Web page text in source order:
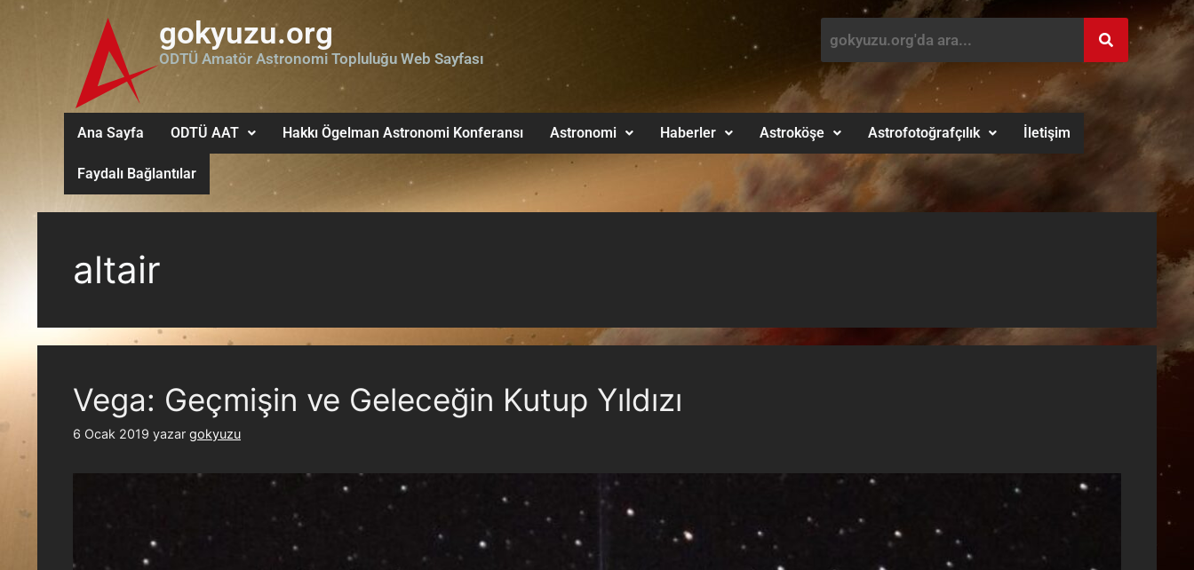
gokyuzu.org
ODTÜ Amatör Astronomi Topluluğu Web Sayfası
Ana Sayfa ODTÜ AAT Hakkı Ögelman Astronomi Konferansı Astronomi Haberler Astroköşe Astrofotoğrafçılık İletişim
Faydalı Bağlantılar
altair
Vega: Geçmişin ve Geleceğin Kutup Yıldızı
6 Ocak 2019 yazar gokyuzu